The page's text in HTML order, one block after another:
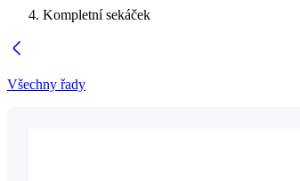
Kompletní sekáček
Všechny řady